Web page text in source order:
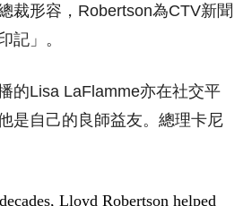
裁形容，Robertson為CTV新聞
記」。
的Lisa LaFlamme亦在社交平
是自己的良師益友。總理卡尼
Lloyd Robertson helped